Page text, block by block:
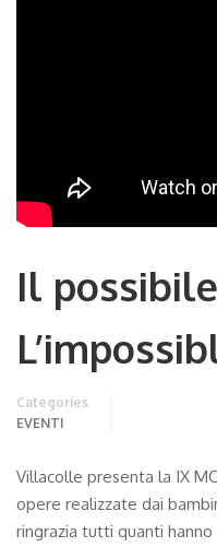
Il
Categories
EVENTI
Villacolle presenta la IX
opere realizzate dai
ringrazia tutti quanti